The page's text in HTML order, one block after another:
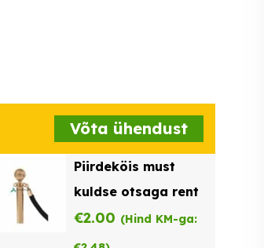
Võta ühendust
Piirdeköis must
kuldse otsaga rent
€2.00 (Hind KM-ga: